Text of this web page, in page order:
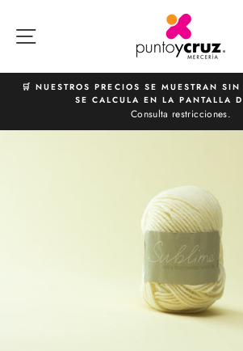
directamente
🛒 NUESTROS PRECIOS SE MUESTRAN
SE CALCULA EN LA PANTALLA
Consulta restricciones.